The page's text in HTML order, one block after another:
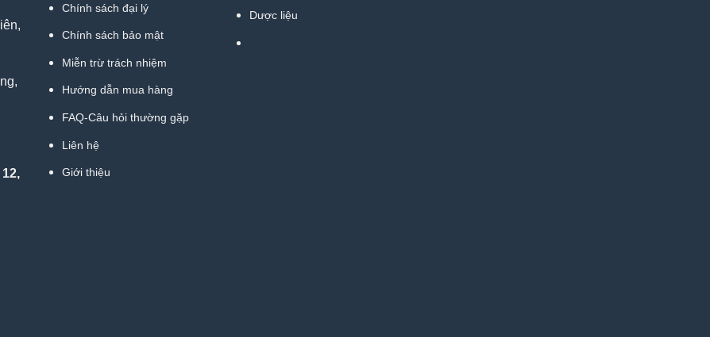
Chính sách đại lý
Chính sách bảo mật
Miễn trừ trách nhiệm
Hướng dẫn mua hàng
FAQ-Câu hỏi thường gặp
Liên hệ
Giới thiệu
Dược liệu